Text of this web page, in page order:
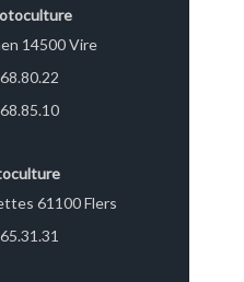
14500 Vire
61100 Flers